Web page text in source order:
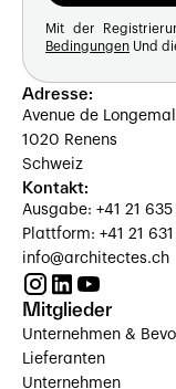
Mit der
Bedingungen Und
Adresse:
Avenue de
1020 Renens
Schweiz
Kontakt:
Ausgabe: +41 21 635
Plattform: +41 21
info@architectes.ch
Mitglieder
Unternehmen &
Lieferanten
Unternehmen